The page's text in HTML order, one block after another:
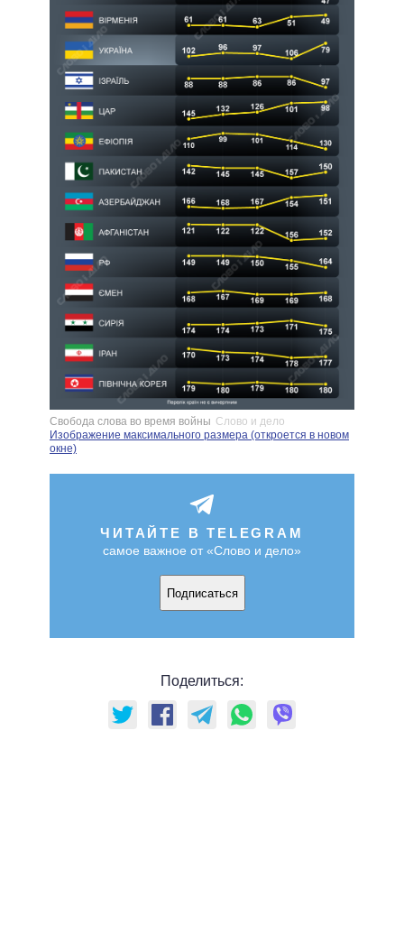
Свобода слова во время войны Слово и дело
Изображение максимального размера (откроется в новом
окне)
ЧИТАЙТЕ В TELEGRAM
самое важное от «Слово и дело»
Подписаться
Поделиться: